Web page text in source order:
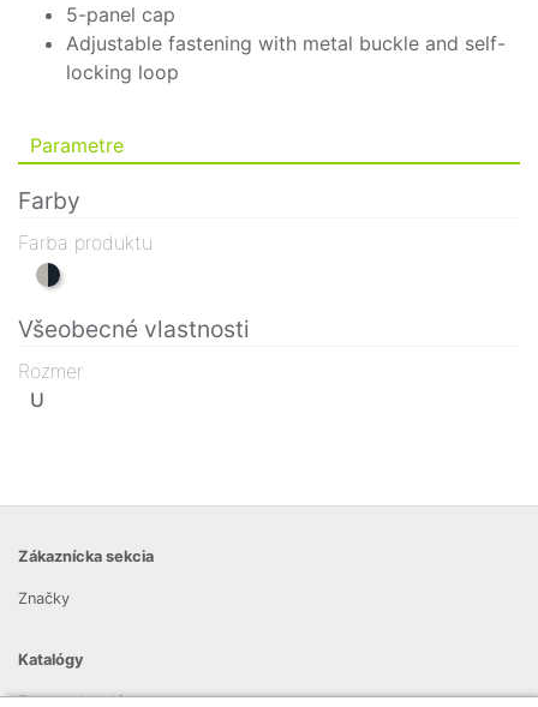
5-panel cap
Adjustable fastening with metal buckle and self-
locking loop
Parametre
Farby
Farba produktu
Všeobecné vlastnosti
Rozmer
U
Zákaznícka sekcia
Značky
Katalógy
Zoznam katalógov